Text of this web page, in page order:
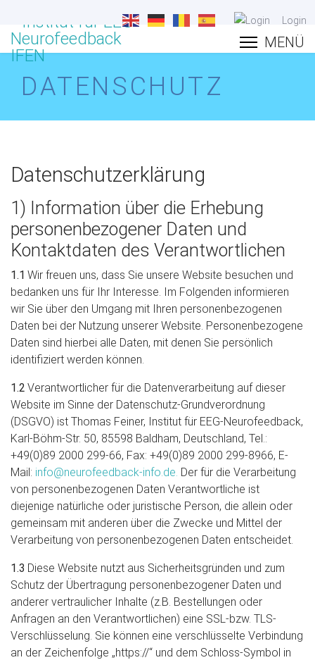
Login
DATENSCHUTZ
Datenschutzerklärung
1) Information über die Erhebung
personenbezogener Daten und
Kontaktdaten des Verantwortlichen
1.1 Wir freuen uns, dass Sie unsere Website besuchen und
bedanken uns für Ihr Interesse. Im Folgenden informieren
wir Sie über den Umgang mit Ihren personenbezogenen
Daten bei der Nutzung unserer Website. Personenbezogene
Daten sind hierbei alle Daten, mit denen Sie persönlich
identifiziert werden können.
1.2 Verantwortlicher für die Datenverarbeitung auf dieser
Website im Sinne der Datenschutz-Grundverordnung
(DSGVO) ist Thomas Feiner, Institut für EEG-Neurofeedback,
Karl-Böhm-Str. 50, 85598 Baldham, Deutschland, Tel.:
+49(0)89 2000 299-66, Fax: +49(0)89 2000 299-8966, E-
Mail: info@neurofeedback-info.de. Der für die Verarbeitung
von personenbezogenen Daten Verantwortliche ist
diejenige natürliche oder juristische Person, die allein oder
gemeinsam mit anderen über die Zwecke und Mittel der
Verarbeitung von personenbezogenen Daten entscheidet.
1.3 Diese Website nutzt aus Sicherheitsgründen und zum
Schutz der Übertragung personenbezogener Daten und
anderer vertraulicher Inhalte (z.B. Bestellungen oder
Anfragen an den Verantwortlichen) eine SSL-bzw. TLS-
Verschlüsselung. Sie können eine verschlüsselte Verbindung
an der Zeichenfolge „https://“ und dem Schloss-Symbol in